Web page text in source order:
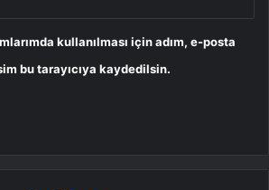
kullanılması için adım, e-posta
bu tarayıcıya kaydedilsin.